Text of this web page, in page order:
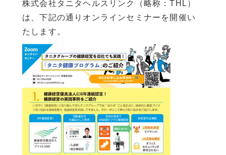
株式会社タニタヘルスリンク（略称：THL）
は、下記の通りオンラインセミナーを開催い
たします。